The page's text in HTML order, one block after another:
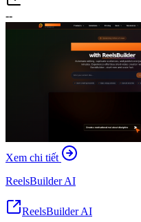
--
Xem chi tiết
ReelsBuilder AI
ReelsBuilder AI